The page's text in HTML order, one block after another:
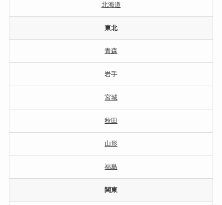
北海道
東北
青森
岩手
宮城
秋田
山形
福島
関東